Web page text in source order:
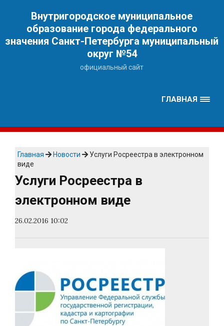
Внутригородское муниципальное
образование города федерального
значения Санкт-Петербурга муниципальный
округ №54
официальный сайт
ГЛАВНАЯ
Главная Новости
Услуги Росреестра в электронном
виде
Услуги Росреестра в
электронном виде
26.02.2016 10:02